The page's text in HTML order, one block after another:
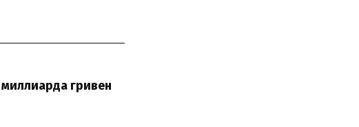
гривен